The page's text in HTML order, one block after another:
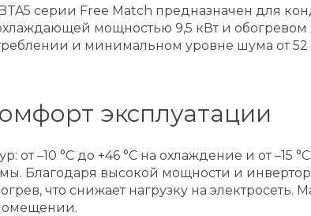
серии Free Match предназначен для
мощностью 9,5 кВт и обогревом
и минимальном уровне шума от
эксплуатации
–10 °C до +46 °C на охлаждение и от –15
Благодаря высокой мощности и
что снижает нагрузку на электросеть.